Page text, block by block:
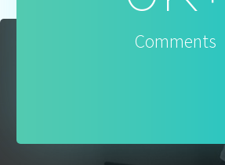
Comments